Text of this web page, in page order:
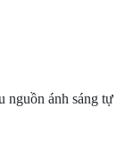
nguồn ánh sáng tự